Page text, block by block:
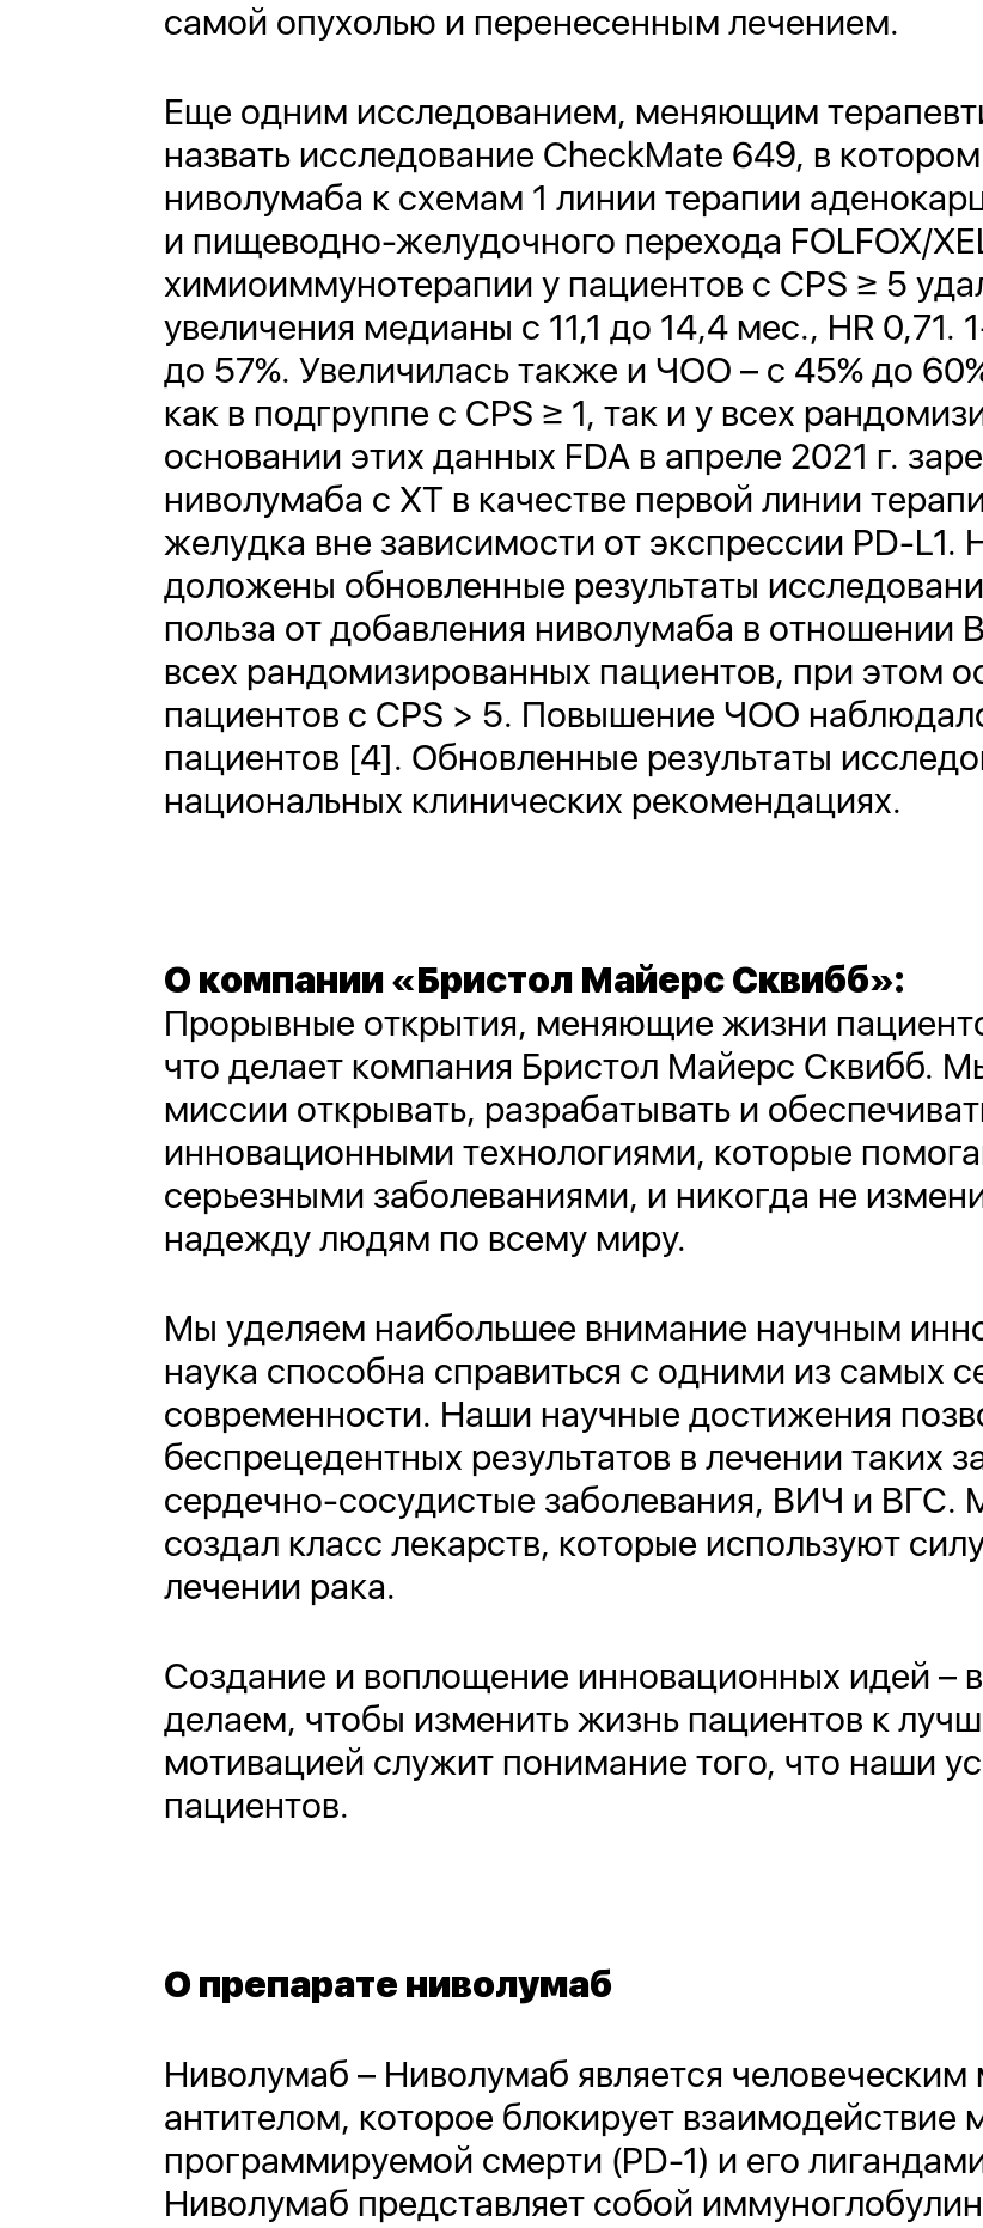
самой опухолью и перенесенным лечением.
Еще одним исследованием, меняющим
назвать исследование CheckMate 649, в
ниволумаба к схемам 1 линии терапии
и пищеводно-желудочного перехода FOLFOX/
химиоиммунотерапии у пациентов с CPS ≥ 5
увеличения медианы с 11,1 до 14,4 мес., HR 0,71.
до 57%. Увеличилась также и ЧОО – с 45% до
как в подгруппе с CPS ≥ 1, так и у всех
основании этих данных FDA в апреле 2021 г.
ниволумаба с ХТ в качестве первой линии
желудка вне зависимости от экспрессии PD-L1.
доложены обновленные результаты
польза от добавления ниволумаба в
всех рандомизированных пациентов, при этом
пациентов с CPS > 5. Повышение ЧОО
пациентов [4]. Обновленные результаты
национальных клинических рекомендациях.
О компании «Бристол Майерс Сквибб»:
Прорывные открытия, меняющие жизни
что делает компания Бристол Майерс Сквибб.
миссии открывать, разрабатывать и
инновационными технологиями, которые
серьезными заболеваниями, и никогда не
надежду людям по всему миру.
Мы уделяем наибольшее внимание научным
наука способна справиться с одними из самых
современности. Наши научные достижения
беспрецедентных результатов в лечении таких
сердечно-сосудистые заболевания, ВИЧ и ВГС.
создал класс лекарств, которые используют
лечении рака.
Создание и воплощение инновационных идей –
делаем, чтобы изменить жизнь пациентов к
мотивацией служит понимание того, что наши
пациентов.
О препарате ниволумаб
Ниволумаб – Ниволумаб является
антителом, которое блокирует
программируемой смерти (PD-1) и его
Ниволумаб представляет собой